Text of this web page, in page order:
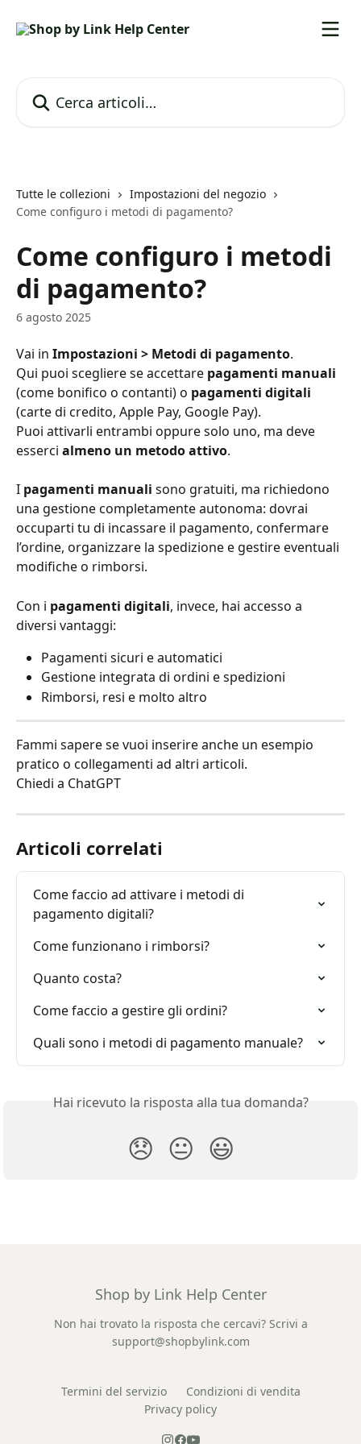
Tutte le collezioni
Impostazioni del negozio
Come configuro i metodi di pagamento?
Come configuro i metodi
di pagamento?
6 agosto 2025
Vai in Impostazioni > Metodi di pagamento.
Qui puoi scegliere se accettare pagamenti manuali
(come bonifico o contanti) o pagamenti digitali
(carte di credito, Apple Pay, Google Pay).
Puoi attivarli entrambi oppure solo uno, ma deve
esserci almeno un metodo attivo.
I pagamenti manuali sono gratuiti, ma richiedono
una gestione completamente autonoma: dovrai
occuparti tu di incassare il pagamento, confermare
l’ordine, organizzare la spedizione e gestire eventuali
modifiche o rimborsi.
Con i pagamenti digitali, invece, hai accesso a
diversi vantaggi:
Pagamenti sicuri e automatici
Gestione integrata di ordini e spedizioni
Rimborsi, resi e molto altro
Fammi sapere se vuoi inserire anche un esempio
pratico o collegamenti ad altri articoli.
Chiedi a ChatGPT
Articoli correlati
Come faccio ad attivare i metodi di
pagamento digitali?
Come funzionano i rimborsi?
Quanto costa?
Come faccio a gestire gli ordini?
Quali sono i metodi di pagamento manuale?
Hai ricevuto la risposta alla tua domanda?
😞 😐 😃
Shop by Link Help Center
Non hai trovato la risposta che cercavi? Scrivi a
support@shopbylink.com
Termini del servizio
Condizioni di vendita
Privacy policy